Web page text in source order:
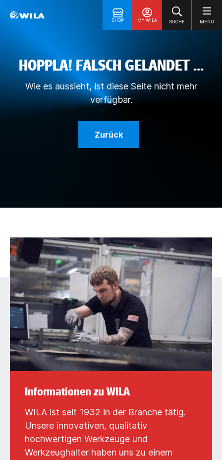
SHOP MY WILA SUCHE MENÜ
HOPPLA! FALSCH GELANDET ...
Wie es aussieht, ist diese Seite nicht mehr
verfügbar.
Zurück
Informationen zu WILA
WILA ist seit 1932 in der Branche tätig.
Unsere innovativen, qualitativ
hochwertigen Werkzeuge und
Werkzeughalter haben uns zu einem